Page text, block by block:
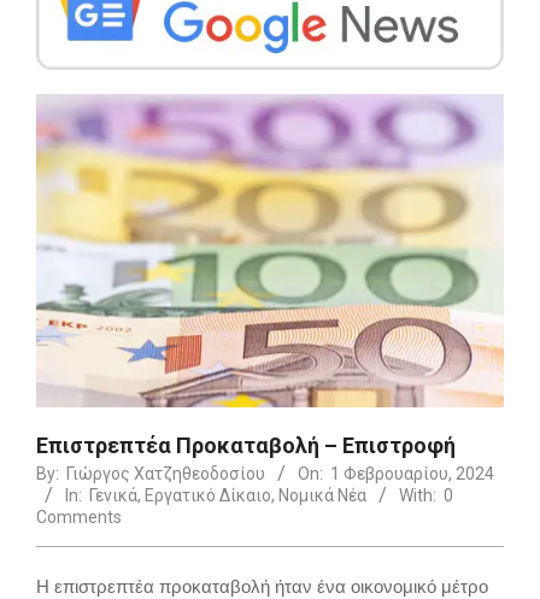
Επιστρεπτέα Προκαταβολή – Επιστροφή
By: Γιώργος Χατζηθεοδοσίου On: 1 Φεβρουαρίου, 2024
In: Γενικά, Εργατικό Δίκαιο, Νομικά Νέα With: 0
Comments
Η επιστρεπτέα προκαταβολή ήταν ένα οικονομικό μέτρο